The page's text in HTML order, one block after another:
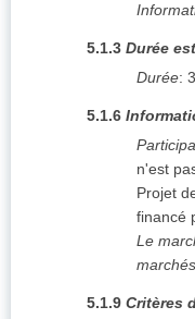
5.1.3 Durée
Durée: 3
5.1.6
n'est
Projet
financé
Le
5.1.9 Critères